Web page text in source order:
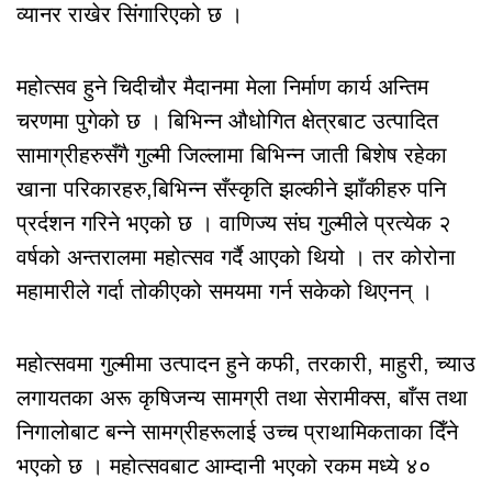
व्यानर राखेर सिंगारिएको छ ।
महोत्सव हुने चिदीचौर मैदानमा मेला निर्माण कार्य अन्तिम
चरणमा पुगेको छ । बिभिन्न औधोगित क्षेत्रबाट उत्पादित
सामाग्रीहरुसँगै गुल्मी जिल्लामा बिभिन्न जाती बिशेष रहेका
खाना परिकारहरु,बिभिन्न सँस्कृति झल्कीने झाँकीहरु पनि
प्रर्दशन गरिने भएको छ । वाणिज्य संघ गुल्मीले प्रत्येक २
वर्षको अन्तरालमा महोत्सव गर्दै आएको थियो । तर कोरोना
महामारीले गर्दा तोकीएको समयमा गर्न सकेको थिएनन् ।
महोत्सवमा गुल्मीमा उत्पादन हुने कफी, तरकारी, माहुरी, च्याउ
लगायतका अरू कृषिजन्य सामग्री तथा सेरामीक्स, बाँस तथा
निगालोबाट बन्ने सामग्रीहरूलाई उच्च प्राथामिकताका दिँने
भएको छ । महोत्सवबाट आम्दानी भएको रकम मध्ये ४०